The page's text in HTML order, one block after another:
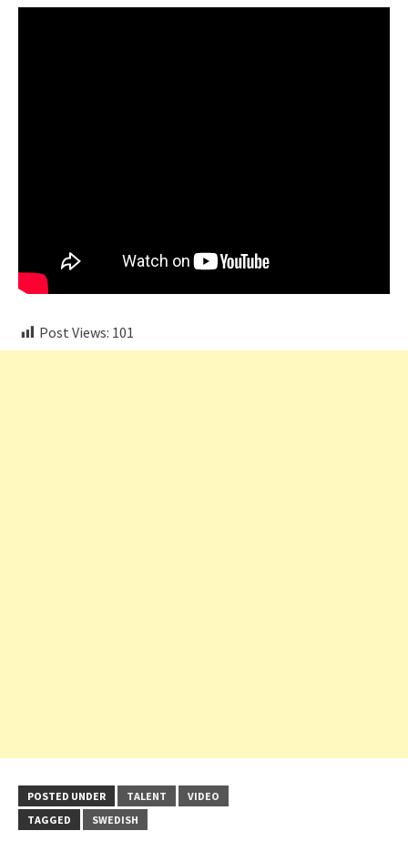
Post Views: 101
POSTED UNDER TALENT
VIDEO
TAGGED
SWEDISH